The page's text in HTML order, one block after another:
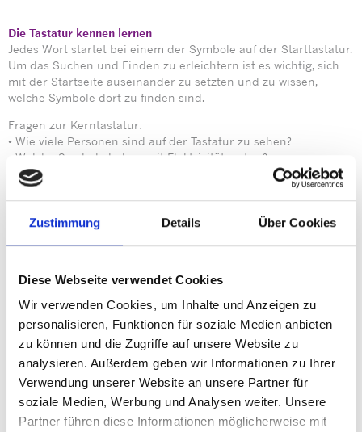
Zustimmung Details Über Cookies
Diese Webseite verwendet Cookies
Wir verwenden Cookies, um Inhalte und Anzeigen zu
personalisieren, Funktionen für soziale Medien anbieten
zu können und die Zugriffe auf unsere Website zu
analysieren. Außerdem geben wir Informationen zu Ihrer
Verwendung unserer Website an unsere Partner für
soziale Medien, Werbung und Analysen weiter. Unsere
Partner führen diese Informationen möglicherweise mit
Die Tastatur kennen lernen
Jedes Wort startet bei einem der Symbole auf der Starttastatur.
Um das Suchen und Finden zu erleichtern ist es wichtig, sich
mit der Startseite auseinander zu setzten und zu wissen,
welche Symbole dort zu finden sind.
Fragen zur Kerntastatur:
• Wie viele Personen sind auf der Tastatur zu sehen?
• Welche Symbole haben mit Elektrizität zu tun?
• Welche Farbe hat der Legostein?
• Was macht Geräusche?
• Wie viele Kleidungsstücke erkennen Sie?
• Wo ist das Pflaster?
Jedes Symbol hat einen NAMEN. Mit Hilfe des NAMENS kann
Abbildung beschreiben muss. Hilfestellung ist dadurch auch
aus der Distanz möglich. Um Verwirrungen zu vermeiden ist es
sehr sinnvoll, dass alle Beteiligten dieselben Bezeichnungen
verwenden.
Ein Ikon repräsentiert nicht nur den Gegenstand, den es
abbildet, sondern oft auch ein Thema.
Ikonen, deren Hintergrund oder Rahmen farbig markiert ist,
stehen für Wortarten und Funktionen.